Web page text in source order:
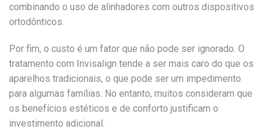
combinando o uso de alinhadores com outros dispositivos
ortodônticos.
Por fim, o custo é um fator que não pode ser ignorado. O
tratamento com Invisalign tende a ser mais caro do que os
aparelhos tradicionais, o que pode ser um impedimento
para algumas famílias. No entanto, muitos consideram que
os benefícios estéticos e de conforto justificam o
investimento adicional.